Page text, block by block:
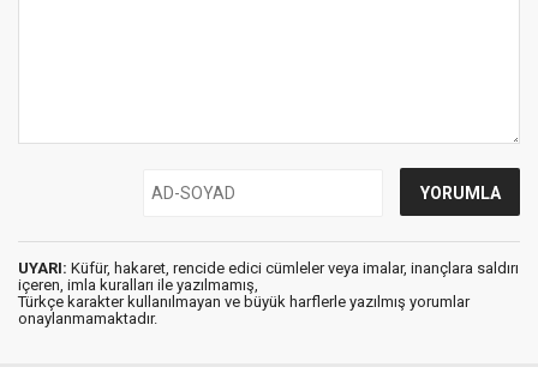
UYARI: Küfür, hakaret, rencide edici cümleler veya imalar, inançlara saldırı
içeren, imla kuralları ile yazılmamış,
Türkçe karakter kullanılmayan ve büyük harflerle yazılmış yorumlar
onaylanmamaktadır.